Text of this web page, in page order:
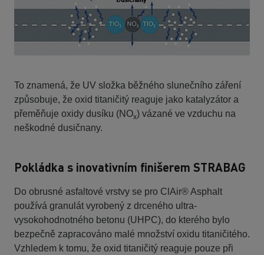
To znamená, že UV složka běžného slunečního záření
způsobuje, že oxid titaničitý reaguje jako katalyzátor a
přeměňuje oxidy dusíku (NOx) vázané ve vzduchu na
neškodné dusičnany.
Pokládka s inovativním finišerem STRABAG
Do obrusné asfaltové vrstvy se pro ClAir® Asphalt
používá granulát vyrobený z drceného ultra-
vysokohodnotného betonu (UHPC), do kterého bylo
bezpečně zapracováno malé množství oxidu titaničitého.
Vzhledem k tomu, že oxid titaničitý reaguje pouze při